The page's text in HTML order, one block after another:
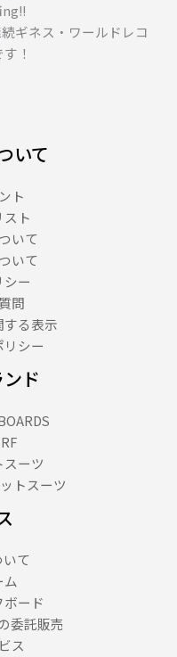
ギネス・ワールドレコ
！
いて
ト
スト
いて
いて
ー
問
る表示
シー
ド
スーツ
トスーツ
て
ム
ボード
委託販売
ス